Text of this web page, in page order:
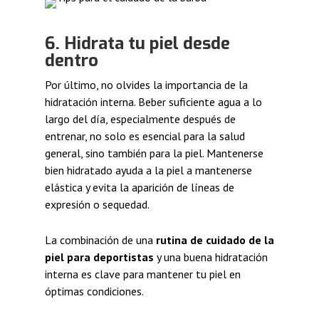
6. Hidrata tu piel desde
dentro
Por último, no olvides la importancia de la
hidratación interna. Beber suficiente agua a lo
largo del día, especialmente después de
entrenar, no solo es esencial para la salud
general, sino también para la piel. Mantenerse
bien hidratado ayuda a la piel a mantenerse
elástica y evita la aparición de líneas de
expresión o sequedad.
La combinación de una rutina de cuidado de la
piel para deportistas y una buena hidratación
interna es clave para mantener tu piel en
óptimas condiciones.